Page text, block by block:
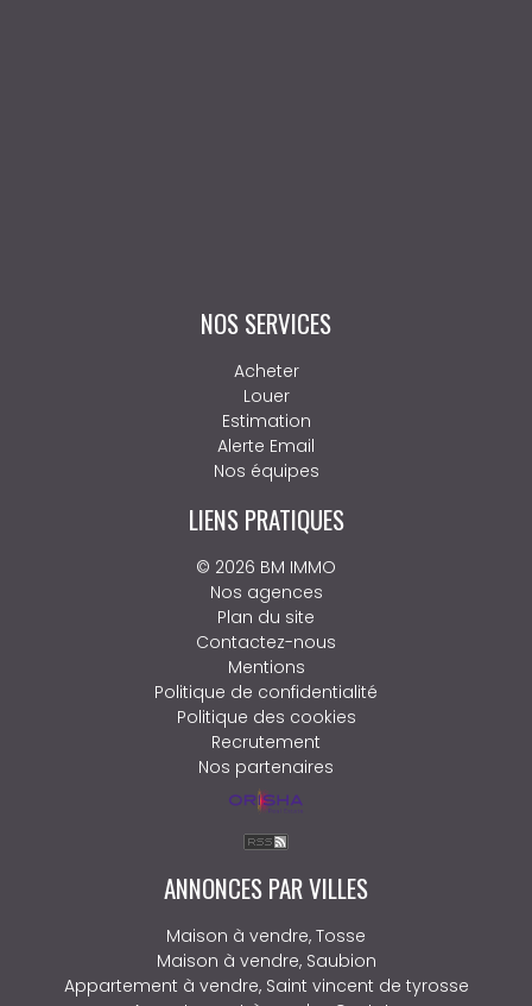
NOS SERVICES
Acheter
Louer
Estimation
Alerte Email
Nos équipes
LIENS PRATIQUES
© 2026 BM IMMO
Nos agences
Plan du site
Contactez-nous
Mentions
Politique de confidentialité
Politique des cookies
Recrutement
Nos partenaires
ANNONCES PAR VILLES
Maison à vendre, Tosse
Maison à vendre, Saubion
Appartement à vendre, Saint vincent de tyrosse